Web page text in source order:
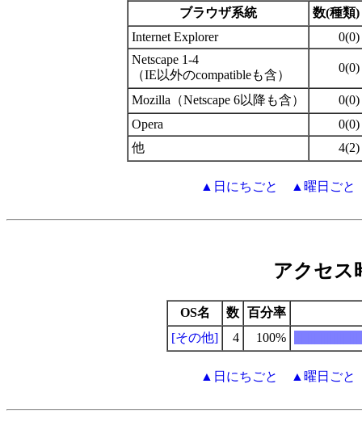
ブラウザ系統
数(種類)
Internet Explorer
0(0)
Netscape 1-4
（IE以外のcompatibleも含）
0(0)
Mozilla（Netscape 6以降も含）
0(0)
Opera
0(0)
他
4(2)
▲日にちごと ▲曜日ごと
アクセス
OS名 数 百分率
[その他]
4 100%
▲日にちごと ▲曜日ごと